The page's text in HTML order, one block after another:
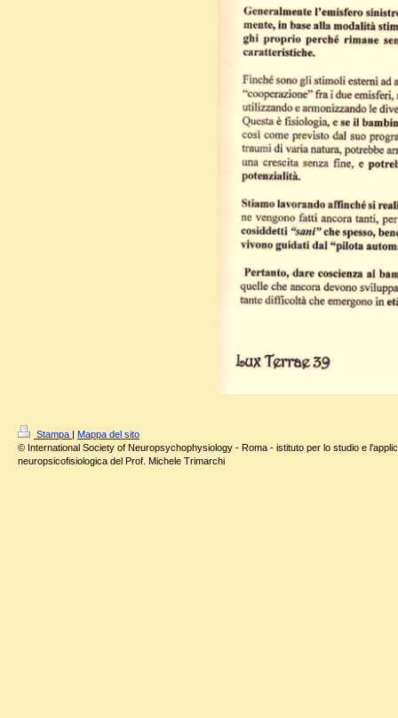
Stampa
Mappa del sito
© International Society of Neuropsychophysiology - Roma - istituto per lo studio e
neuropsicofisiologica del Prof. Michele Trimarchi